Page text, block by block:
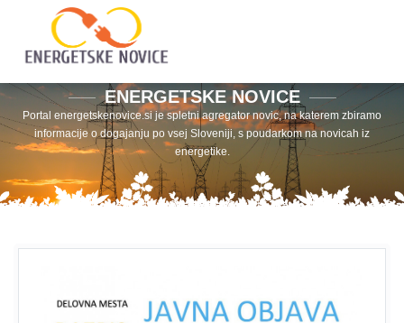
ENERGETSKE NOVICE
Portal energetskenovice.si je spletni agregator novic, na katerem zbiramo
informacije o dogajanju po vsej Sloveniji, s poudarkom na novicah iz
energetike.